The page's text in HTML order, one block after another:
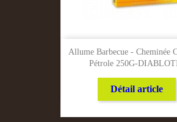
Allume Barbecue - Cheminée
Pétrole 250G-
Détail article